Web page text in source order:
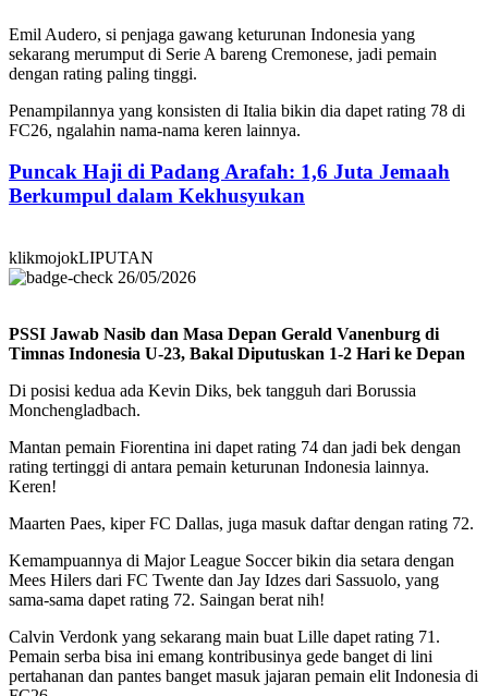
Emil Audero, si penjaga gawang keturunan Indonesia yang
sekarang merumput di Serie A bareng Cremonese, jadi pemain
dengan rating paling tinggi.
Penampilannya yang konsisten di Italia bikin dia dapet rating 78 di
FC26, ngalahin nama-nama keren lainnya.
Puncak Haji di Padang Arafah: 1,6 Juta Jemaah
Berkumpul dalam Kekhusyukan
klikmojokLIPUTAN
26/05/2026
PSSI Jawab Nasib dan Masa Depan Gerald Vanenburg di
Timnas Indonesia U-23, Bakal Diputuskan 1-2 Hari ke Depan
Di posisi kedua ada Kevin Diks, bek tangguh dari Borussia
Monchengladbach.
Mantan pemain Fiorentina ini dapet rating 74 dan jadi bek dengan
rating tertinggi di antara pemain keturunan Indonesia lainnya.
Keren!
Maarten Paes, kiper FC Dallas, juga masuk daftar dengan rating 72.
Kemampuannya di Major League Soccer bikin dia setara dengan
Mees Hilers dari FC Twente dan Jay Idzes dari Sassuolo, yang
sama-sama dapet rating 72. Saingan berat nih!
Calvin Verdonk yang sekarang main buat Lille dapet rating 71.
Pemain serba bisa ini emang kontribusinya gede banget di lini
pertahanan dan pantes banget masuk jajaran pemain elit Indonesia di